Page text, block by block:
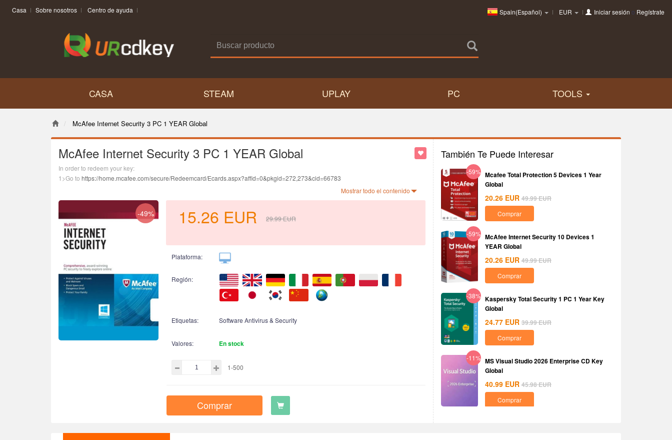
Casa Sobre nosotros Centro de ayuda Spain(Español) EUR Iniciar sesión o Regístrate
CASA STEAM UPLAY PC TOOLS
McAfee Internet Security 3 PC 1 YEAR Global
McAfee Internet Security 3 PC 1 YEAR Global
In order to redeem your key:
1>Go to https://home.mcafee.com/secure/Redeemcard/Ecards.aspx?affid=0&pkgid=272,273&cid=66783
4>Follow the on-screen instructions to get set up with McAfee.
Mostrar todo el contenido
-49% 15.26 EUR 29.99EUR
Plataforma:
Región:
Etiquetas: Software Antivirus & Security
Valores: En stock
1-500
Comprar
También Te Puede Interesar
-59% Mcafee Total Protection 5 Devices 1 Year
Global
20.26 EUR 49.99EUR
Comprar
-59% McAfee Internet Security 10 Devices 1
YEAR Global
20.26 EUR 49.99EUR
Comprar
-38% Kaspersky Total Security 1 PC 1 Year Key
Global
24.77 EUR 39.99EUR
Comprar
-11% MS Visual Studio 2026 Enterprise CD Key
Global
40.99 EUR 45.98EUR
Comprar